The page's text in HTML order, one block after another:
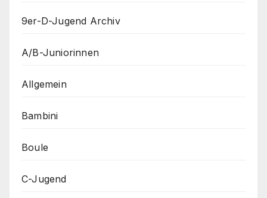
9er-D-Jugend Archiv
A/B-Juniorinnen
Allgemein
Bambini
Boule
C-Jugend